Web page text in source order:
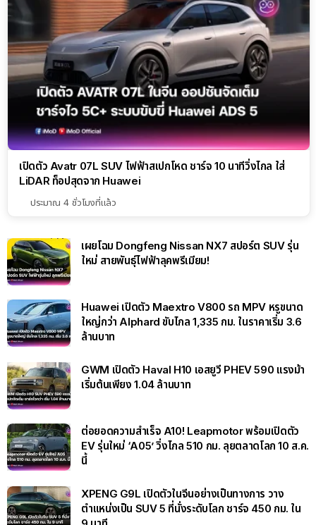
เปิดตัว Avatr 07L SUV ไฟฟ้าสเปกโหด ชาร์จ 10 นาทีวิ่งไกล ใส่
LiDAR ท็อปสุดจาก Huawei
ประมาณ 4 ชั่วโมงที่แล้ว
เผยโฉม Dongfeng Nissan NX7 สปอร์ต SUV รุ่น
ใหม่ สายพันธุ์ไฟฟ้าลุคพรีเมียม!
Huawei เปิดตัว Maextro V800 รถ MPV หรูขนาด
ใหญ่กว่า Alphard ขับไกล 1,335 กม. ในราคาเริ่ม 3.6
ล้านบาท
GWM เปิดตัว Haval H10 เอสยูวี PHEV 590 แรงม้า
เริ่มต้นเพียง 1.04 ล้านบาท
ต่อยอดความสำเร็จ A10! Leapmotor พร้อมเปิดตัว
EV รุ่นใหม่ ‘A05’ วิ่งไกล 510 กม. ลุยตลาดโลก 10 ส.ค.
นี้
XPENG G9L เปิดตัวในจีนอย่างเป็นทางการ วาง
ตำแหน่งเป็น SUV 5 ที่นั่งระดับโลก ชาร์จ 450 กม. ใน